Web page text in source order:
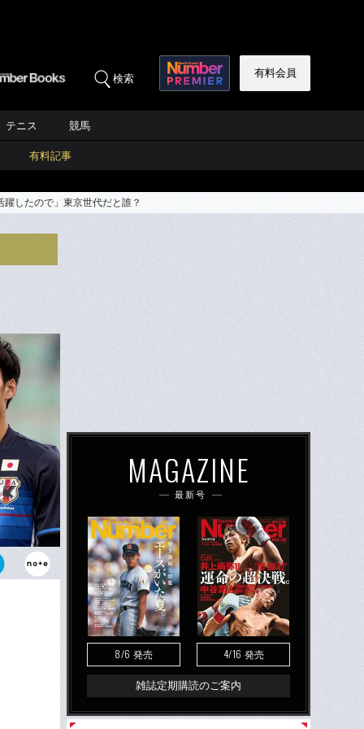
検索 有料会員
テニス 競馬
有料記事
したので」東京世代だと誰？
選ばれな
MAGAZINE
最新号
8/6 発売 4/16 発売
雑誌定期購読のご案内